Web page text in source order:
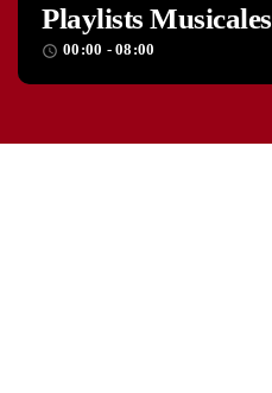
Playlists Musicales
access_time 00:00 - 08:00